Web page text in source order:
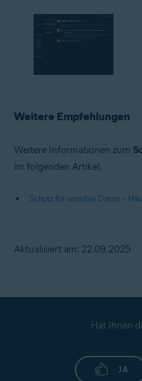
Weitere Empfehlungen
Weitere Informationen zum
im folgenden Artikel:
Schutz für sensible Daten –
Aktualisiert am: 22.09.2025
Hat Ihnen
JA